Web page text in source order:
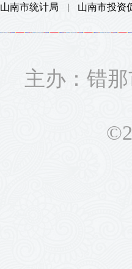
山南市统计局 | 山南市投资
主办：错